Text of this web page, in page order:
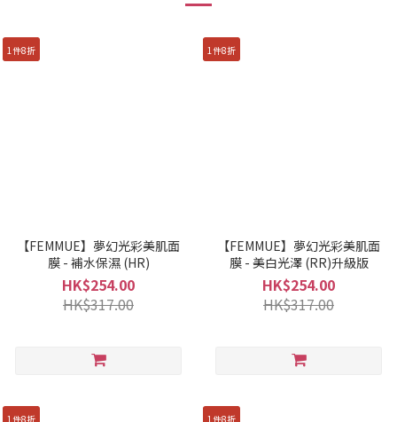
1件8折
【FEMMUE】夢幻光彩美肌面
膜 - 補水保濕 (HR)
HK$254.00
HK$317.00
1件8折
【FEMMUE】夢幻光彩美肌面
膜 - 美白光澤 (RR)升級版
HK$254.00
HK$317.00
1件8折 1件8折